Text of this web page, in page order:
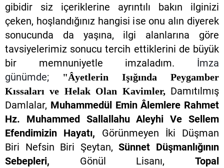
gibidir siz içeriklerine ayrıntılı bakın ilginizi
çeken, hoşlandığınız hangisi ise onu alın diyerek
sonucunda da yaşına, ilgi alanlarına göre
tavsiyelerimiz sonucu tercih ettiklerini de büyük
bir memnuniyetle imzaladım. İmza
günümde;
"Âyetlerin Işığında Peygamber
Kıssaları ve Helak Olan Kavimler, Damıtılmış
Damlalar, Muhammedül Emin Âlemlere Rahmet
Hz. Muhammed Sallallahu Aleyhi Ve Sellem
Efendimizin Hayatı, Görünmeyen İki Düşman
Biri Nefsin Biri Şeytan, Sünnet Düşmanlığının
Sebepleri, Gönül Lisanı, Topal